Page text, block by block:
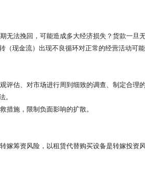
法挽回，可能造成多大经济损失？货款一旦
（现金流）出现不良循环对正常的经营活动可
估、对市场进行周到细致的调查、制定合理
。
措施，限制负面影响的扩散。
筹资风险，以租赁代替购买设备是转嫁投资风